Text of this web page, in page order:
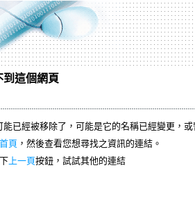
到這個網頁
能已經被移除了，可能是它的名稱已經變更，
頁 ，然後查看您想尋找之資訊的連結。
上一頁按鈕，試試其他的連結